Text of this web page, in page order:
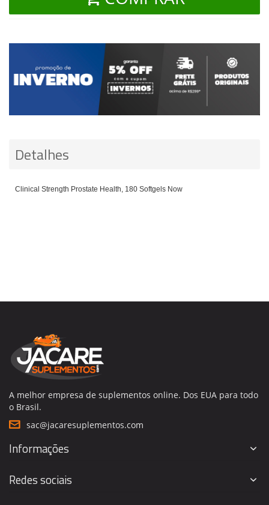
Detalhes
Clinical Strength Prostate Health, 180 Softgels Now
A melhor empresa de suplementos online. Dos EUA para todo
o Brasil.
sac@jacaresuplementos.com
Informações
Redes sociais